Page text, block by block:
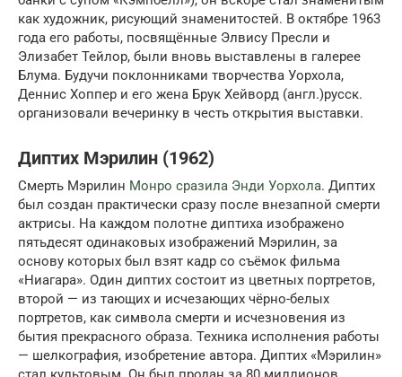
как художник, рисующий знаменитостей. В октябре 1963
года его работы, посвящённые Элвису Пресли и
Элизабет Тейлор, были вновь выставлены в галерее
Блума. Будучи поклонниками творчества Уорхола,
Деннис Хоппер и его жена Брук Хейворд (англ.)русск.
организовали вечеринку в честь открытия выставки.
Диптих Мэрилин (1962)
Смерть Мэрилин Монро сразила Энди Уорхола. Диптих
был создан практически сразу после внезапной смерти
актрисы. На каждом полотне диптиха изображено
пятьдесят одинаковых изображений Мэрилин, за
основу которых был взят кадр со съёмок фильма
«Ниагара». Один диптих состоит из цветных портретов,
второй — из тающих и исчезающих чёрно-белых
портретов, как символа смерти и исчезновения из
бытия прекрасного образа. Техника исполнения работы
— шелкография, изобретение автора. Диптих «Мэрилин»